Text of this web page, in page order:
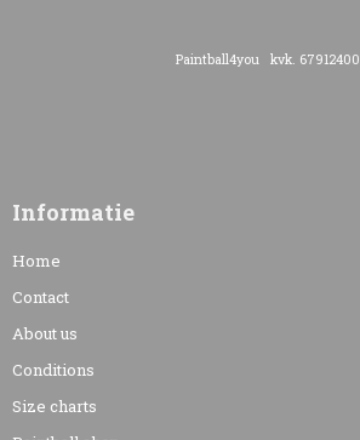
Paintball4you kvk. 67912400
Informatie
Home
Contact
About us
Conditions
Size charts